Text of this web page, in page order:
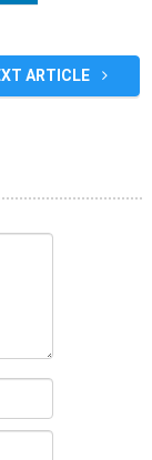
ARTICLE